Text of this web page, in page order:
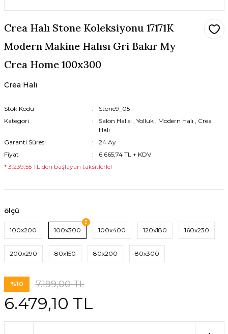
Crea Halı Stone Koleksiyonu 17171K
Modern Makine Halısı Gri Bakır My
Crea Home 100x300
Crea Halı
Stok Kodu
Stone9_05
Kategori
Salon Halısı , Yolluk , Modern Halı , Crea
Halı
Garanti Süresi
24 Ay
Fiyat
6.665,74 TL + KDV
* 3.239,55 TL den başlayan taksitlerle!
ölçü
100x200 100x300 100x400 120x180 160x230
200x290 80x150 80x200 80x300
%10 7.199,00 TL
6.479,10 TL